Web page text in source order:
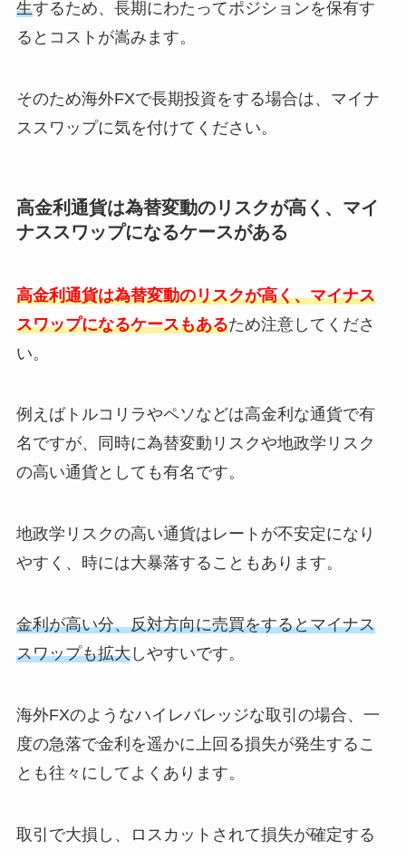
生するため、長期にわたってポジションを保有す
るとコストが嵩みます。
そのため海外FXで長期投資をする場合は、マイナ
ススワップに気を付けてください。
高金利通貨は為替変動のリスクが高く、マイ
ナススワップになるケースがある
高金利通貨は為替変動のリスクが高く、マイナス
スワップになるケースもあるため注意してくださ
い。
例えばトルコリラやペソなどは高金利な通貨で有
名ですが、同時に為替変動リスクや地政学リスク
の高い通貨としても有名です。
地政学リスクの高い通貨はレートが不安定になり
やすく、時には大暴落することもあります。
金利が高い分、反対方向に売買をするとマイナス
スワップも拡大しやすいです。
海外FXのようなハイレバレッジな取引の場合、一
度の急落で金利を遥かに上回る損失が発生するこ
とも往々にしてよくあります。
取引で大損し、ロスカットされて損失が確定する